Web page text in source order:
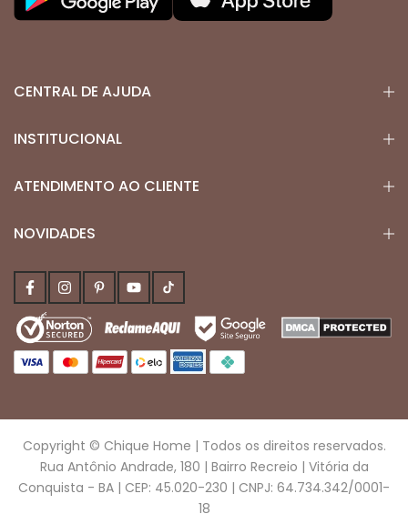
CENTRAL DE AJUDA
INSTITUCIONAL
ATENDIMENTO AO CLIENTE
NOVIDADES
Copyright © Chique Home | Todos os direitos reservados.
Rua Antônio Andrade, 180 | Bairro Recreio | Vitória da
Conquista - BA | CEP: 45.020-230 | CNPJ: 64.734.342/0001-
18